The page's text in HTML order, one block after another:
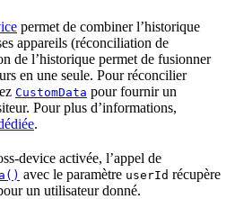
permet de combiner l’historique
appareils (réconciliation de
de l’historique permet de fusionner
en une seule. Pour réconcilier
CustomData pour fournir un
Pour plus d’informations,
.
device activée, l’appel de
avec le paramètre userId récupère
un utilisateur donné.